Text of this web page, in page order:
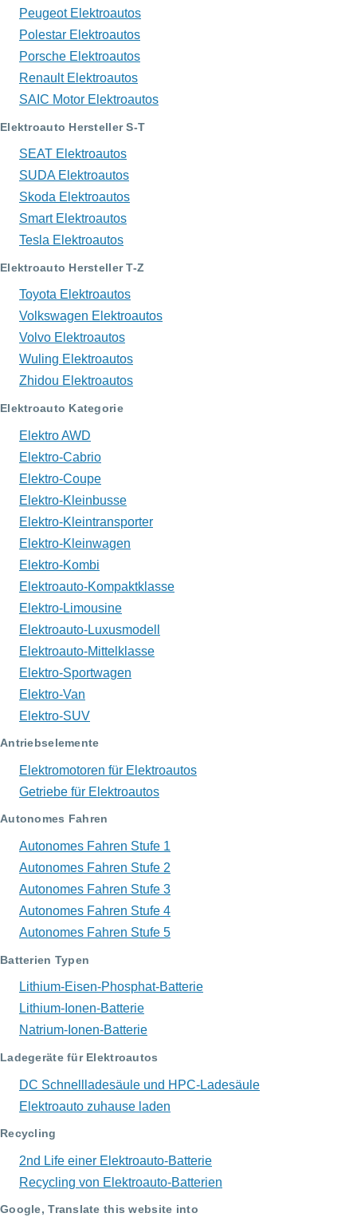
Peugeot Elektroautos
Polestar Elektroautos
Porsche Elektroautos
Renault Elektroautos
SAIC Motor Elektroautos
Elektroauto Hersteller S-T
SEAT Elektroautos
SUDA Elektroautos
Skoda Elektroautos
Smart Elektroautos
Tesla Elektroautos
Elektroauto Hersteller T-Z
Toyota Elektroautos
Volkswagen Elektroautos
Volvo Elektroautos
Wuling Elektroautos
Zhidou Elektroautos
Elektroauto Kategorie
Elektro AWD
Elektro-Cabrio
Elektro-Coupe
Elektro-Kleinbusse
Elektro-Kleintransporter
Elektro-Kleinwagen
Elektro-Kombi
Elektroauto-Kompaktklasse
Elektro-Limousine
Elektroauto-Luxusmodell
Elektroauto-Mittelklasse
Elektro-Sportwagen
Elektro-Van
Elektro-SUV
Antriebselemente
Elektromotoren für Elektroautos
Getriebe für Elektroautos
Autonomes Fahren
Autonomes Fahren Stufe 1
Autonomes Fahren Stufe 2
Autonomes Fahren Stufe 3
Autonomes Fahren Stufe 4
Autonomes Fahren Stufe 5
Batterien Typen
Lithium-Eisen-Phosphat-Batterie
Lithium-Ionen-Batterie
Natrium-Ionen-Batterie
Ladegeräte für Elektroautos
DC Schnellladesäule und HPC-Ladesäule
Elektroauto zuhause laden
Recycling
2nd Life einer Elektroauto-Batterie
Recycling von Elektroauto-Batterien
Google, Translate this website into